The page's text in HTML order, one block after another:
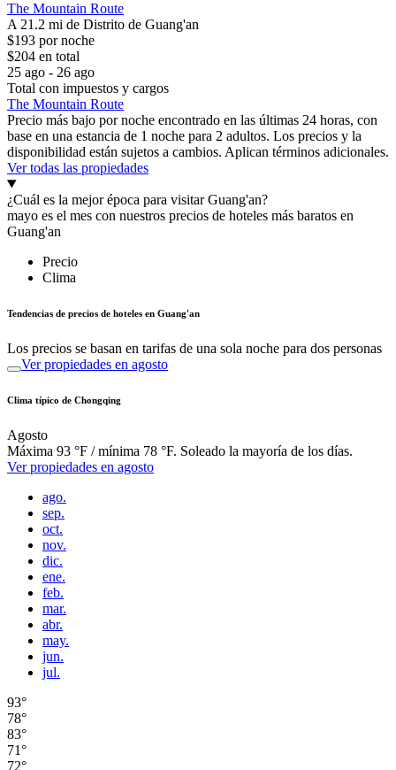
The Mountain Route
A 21.2 mi de Distrito de Guang'an
$193 por noche
$204 en total
25 ago - 26 ago
Total con impuestos y cargos
The Mountain Route
Precio más bajo por noche encontrado en las últimas 24 horas, con
base en una estancia de 1 noche para 2 adultos. Los precios y la
disponibilidad están sujetos a cambios. Aplican términos adicionales.
Ver todas las propiedades
¿Cuál es la mejor época para visitar Guang'an?
mayo es el mes con nuestros precios de hoteles más baratos en
Guang'an
Precio
Clima
Tendencias de precios de hoteles en Guang'an
Los precios se basan en tarifas de una sola noche para dos personas
Ver propiedades en agosto
Clima típico de Chongqing
Agosto
Máxima 93 °F / mínima 78 °F. Soleado la mayoría de los días.
Ver propiedades en agosto
ago.
sep.
oct.
nov.
dic.
ene.
feb.
mar.
abr.
may.
jun.
jul.
93°
78°
83°
71°
72°